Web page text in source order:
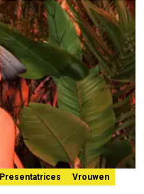
Presentatrices Vrouwen